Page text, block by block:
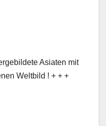
Asiaten mit
Weltbild ! + + +